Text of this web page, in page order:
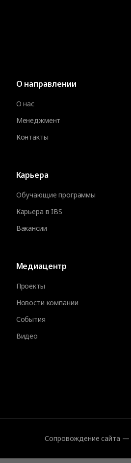
О направлении
О нас
Менеджмент
Контакты
Карьера
Обучающие программы
Карьера в IBS
Вакансии
Медиацентр
Проекты
Новости компании
События
Видео
Сопровождение сайта —